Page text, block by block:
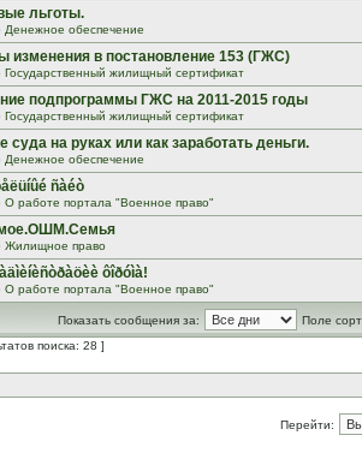
льготы.
Денежное обеспечение
изменения в постановление 153 (ГЖС)
Государственный жилищный сертификат
подпрограммы ГЖС на 2011-2015 годы
Государственный жилищный сертификат
суда на руках или как заработать деньги.
Денежное обеспечение
ñàéò
О работе портала "Военное право"
Жилищное право
ôîðóìà!
О работе портала "Военное право"
Показать сообщения за:
Поле
поиска: 28 ]
Перейти: